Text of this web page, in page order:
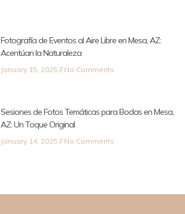
Fotografía de Eventos al Aire Libre en Mesa, AZ:
Acentúan la Naturaleza
January 15, 2025 No Comments
Sesiones de Fotos Temáticas para Bodas en Mesa,
AZ: Un Toque Original
January 14, 2025 No Comments